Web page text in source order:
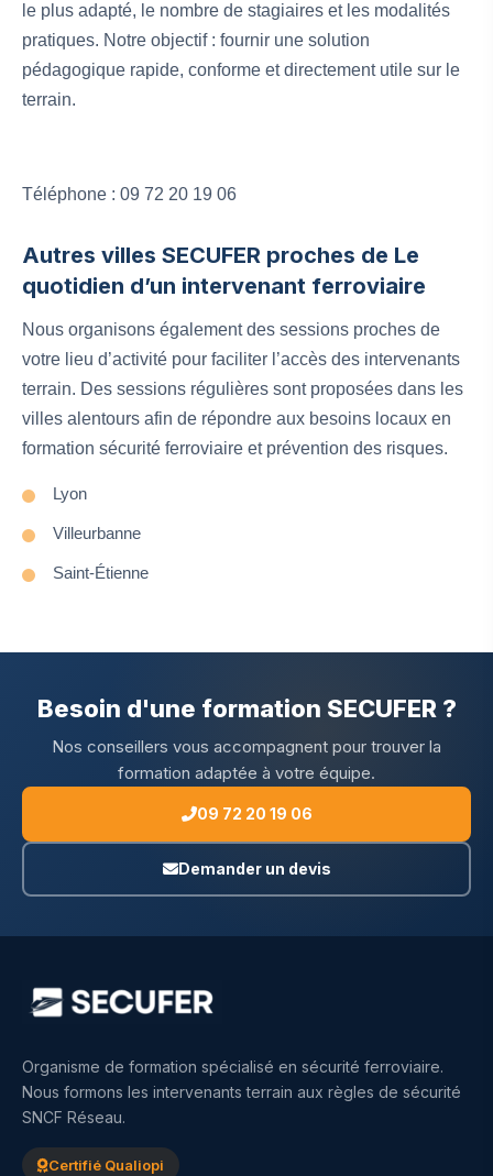
le plus adapté, le nombre de stagiaires et les modalités
pratiques. Notre objectif : fournir une solution
pédagogique rapide, conforme et directement utile sur le
terrain.
Téléphone : 09 72 20 19 06
Autres villes SECUFER proches de Le
quotidien d’un intervenant ferroviaire
Nous organisons également des sessions proches de
votre lieu d’activité pour faciliter l’accès des intervenants
terrain. Des sessions régulières sont proposées dans les
villes alentours afin de répondre aux besoins locaux en
formation sécurité ferroviaire et prévention des risques.
Lyon
Villeurbanne
Saint-Étienne
Besoin d'une formation SECUFER ?
Nos conseillers vous accompagnent pour trouver la
formation adaptée à votre équipe.
09 72 20 19 06
Demander un devis
Organisme de formation spécialisé en sécurité ferroviaire.
Nous formons les intervenants terrain aux règles de sécurité
SNCF Réseau.
Certifié Qualiopi